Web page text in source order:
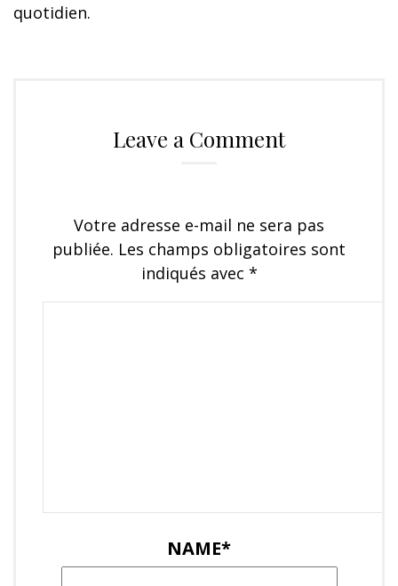
quotidien.
Leave a Comment
Votre adresse e-mail ne sera pas
publiée. Les champs obligatoires sont
indiqués avec *
NAME*